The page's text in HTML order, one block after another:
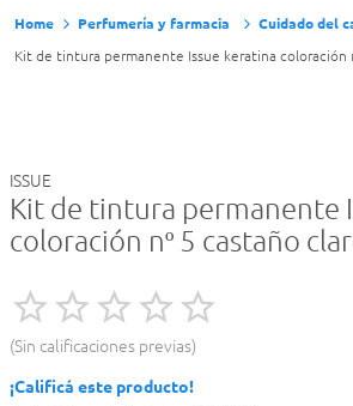
Perfumería y farmacia Cuidado del
Kit de tintura permanente Issue keratina coloración
ISSUE
Kit de tintura permanente
coloración nº 5 castaño
Sin calificaciones previas
¡Calificá este producto!
Cerveza
Doves